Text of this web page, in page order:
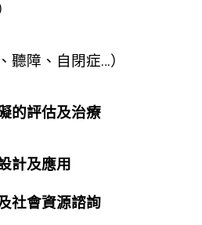
聽障、自閉症…）
的評估及治療
計及應用
社會資源諮詢